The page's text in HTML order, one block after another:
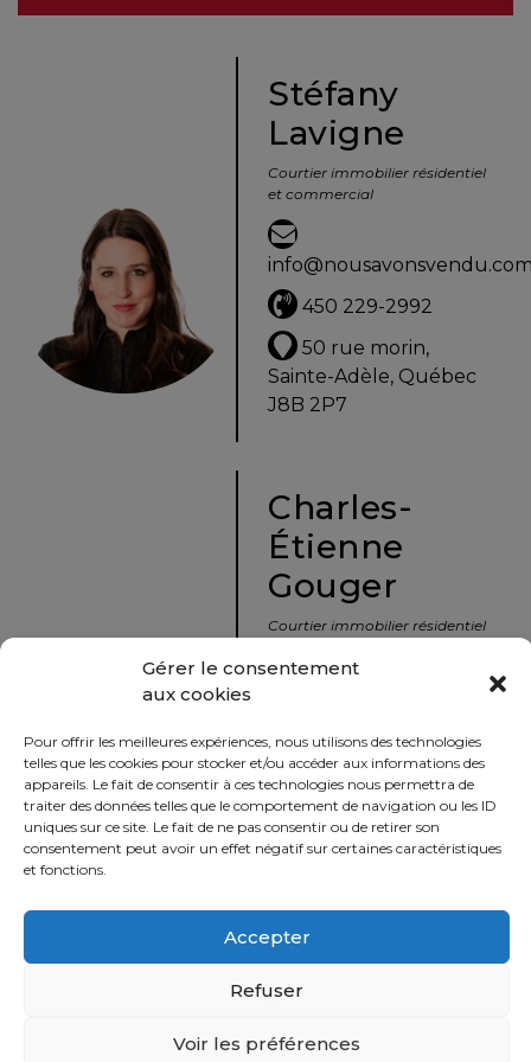
Gérer le consentement
aux cookies
Pour offrir les meilleures expériences, nous utilisons des technologies
telles que les cookies pour stocker et/ou accéder aux informations des
appareils. Le fait de consentir à ces technologies nous permettra de
traiter des données telles que le comportement de navigation ou les ID
uniques sur ce site. Le fait de ne pas consentir ou de retirer son
consentement peut avoir un effet négatif sur certaines caractéristiques
et fonctions.
Accepter
Refuser
Voir les préférences
Évaluation
Avec
un
immobilier
vers
la
tranquillité
d’esprit
défi
Stéfany
Lavigne
Courtier immobilier résidentiel
et commercial
450 229-2992
50 rue morin,
Sainte-Adèle, Québec
J8B 2P7
Charles-
Étienne
Gouger
Courtier immobilier résidentiel
450 229-2992
50 rue morin,
Sainte-Adèle, Québec
J8B 2P7
Partager
Politique